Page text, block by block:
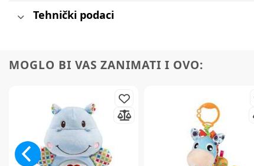
Tehnički podaci
MOGLO BI VAS ZANIMATI I OVO: